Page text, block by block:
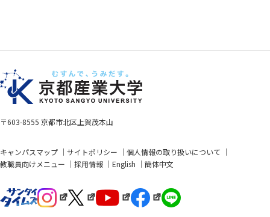
〒603-8555 京都市北区上賀茂本山
キャンパスマップ サイトポリシー
個人情報の取り扱いについて
教職員向けメニュー
採用情報 English 簡体中文